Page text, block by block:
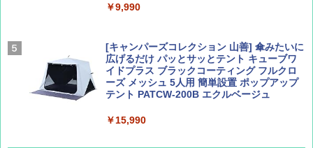
￥1,760
￥1,540
￥9,990
[キャンパーズコレクション 山善] 傘みたいに
広げるだけ パッとサッとテント キューブワ
イドプラス ブラックコーティング フルクロ
ーズ メッシュ 5人用 簡単設置 ポップアップ
テント PATCW-200B エクルベージュ
￥15,990